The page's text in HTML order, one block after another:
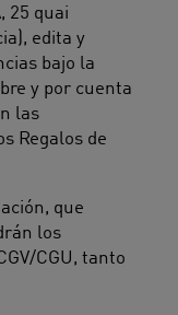
25 quai
edita y
bajo la
y por cuenta
las
Regalos de
que
los
CGU, tanto